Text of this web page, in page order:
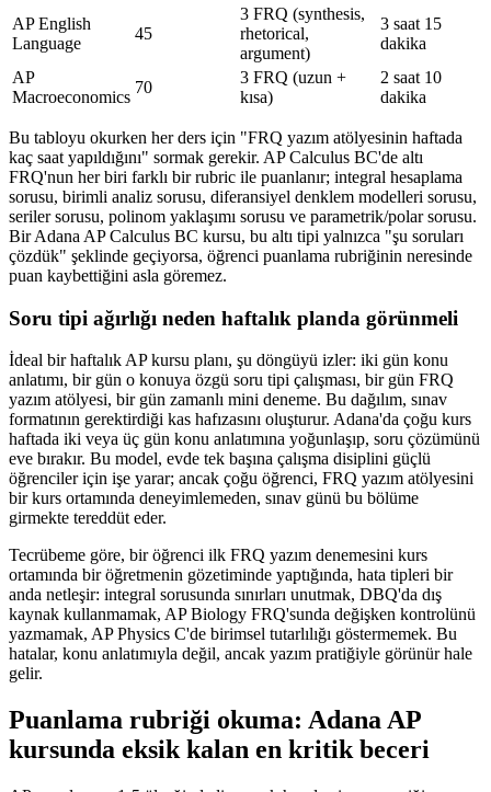
AP English
Language
45
3 FRQ (synthesis,
rhetorical,
argument)
3 saat 15
dakika
AP
Macroeconomics
70
3 FRQ (uzun +
kısa)
2 saat 10
dakika
Bu tabloyu okurken her ders için "FRQ yazım atölyesinin haftada
kaç saat yapıldığını" sormak gerekir. AP Calculus BC'de altı
FRQ'nun her biri farklı bir rubric ile puanlanır; integral hesaplama
sorusu, birimli analiz sorusu, diferansiyel denklem modelleri sorusu,
seriler sorusu, polinom yaklaşımı sorusu ve parametrik/polar sorusu.
Bir Adana AP Calculus BC kursu, bu altı tipi yalnızca "şu soruları
çözdük" şeklinde geçiyorsa, öğrenci puanlama rubriğinin neresinde
puan kaybettiğini asla göremez.
Soru tipi ağırlığı neden haftalık planda görünmeli
İdeal bir haftalık AP kursu planı, şu döngüyü izler: iki gün konu
anlatımı, bir gün o konuya özgü soru tipi çalışması, bir gün FRQ
yazım atölyesi, bir gün zamanlı mini deneme. Bu dağılım, sınav
formatının gerektirdiği kas hafızasını oluşturur. Adana'da çoğu kurs
haftada iki veya üç gün konu anlatımına yoğunlaşıp, soru çözümünü
eve bırakır. Bu model, evde tek başına çalışma disiplini güçlü
öğrenciler için işe yarar; ancak çoğu öğrenci, FRQ yazım atölyesini
bir kurs ortamında deneyimlemeden, sınav günü bu bölüme
girmekte tereddüt eder.
Tecrübeme göre, bir öğrenci ilk FRQ yazım denemesini kurs
ortamında bir öğretmenin gözetiminde yaptığında, hata tipleri bir
anda netleşir: integral sorusunda sınırları unutmak, DBQ'da dış
kaynak kullanmamak, AP Biology FRQ'sunda değişken kontrolünü
yazmamak, AP Physics C'de birimsel tutarlılığı göstermemek. Bu
hatalar, konu anlatımıyla değil, ancak yazım pratiğiyle görünür hale
gelir.
Puanlama rubriği okuma: Adana AP
kursunda eksik kalan en kritik beceri